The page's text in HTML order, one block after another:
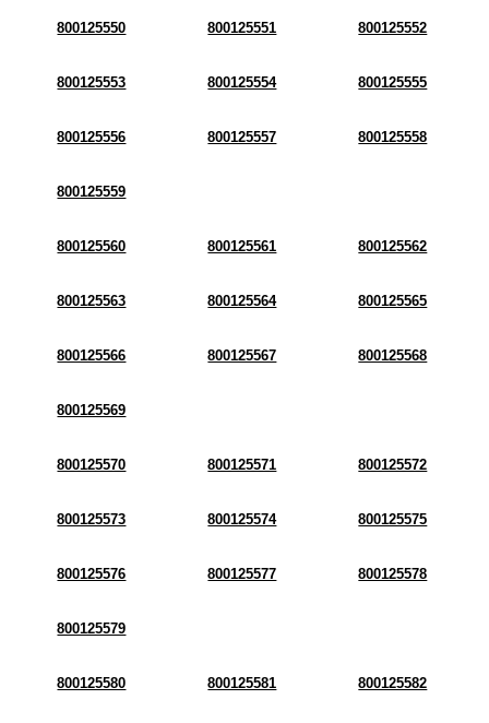
800125550 800125551 800125552
800125553 800125554 800125555
800125556 800125557 800125558
800125559
800125560 800125561 800125562
800125563 800125564 800125565
800125566 800125567 800125568
800125569
800125570 800125571 800125572
800125573 800125574 800125575
800125576 800125577 800125578
800125579
800125580 800125581 800125582